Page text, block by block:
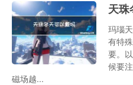
天珠
玛瑙
有特
要。
候要
磁场越...